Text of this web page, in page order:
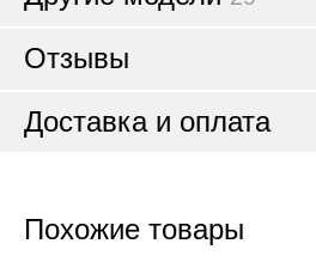
Отзывы
Доставка и оплата
Похожие товары